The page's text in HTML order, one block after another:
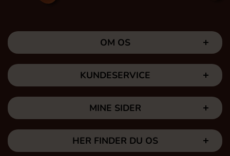
OM OS
KUNDESERVICE
MINE SIDER
HER FINDER DU OS